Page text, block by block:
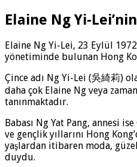
Elaine Ng Yi-
Elaine Ng Yi-Lei, 23 Eylül
yönetiminde bulunan Hong
Çince adı Ng Yi-Lei (吳綺莉)
daha çok Elaine Ng veya
tanınmaktadır.
Babası Ng Yat Pang, annesi
ve gençlik yıllarını Hong
yaşlardan itibaren moda,
duydu.